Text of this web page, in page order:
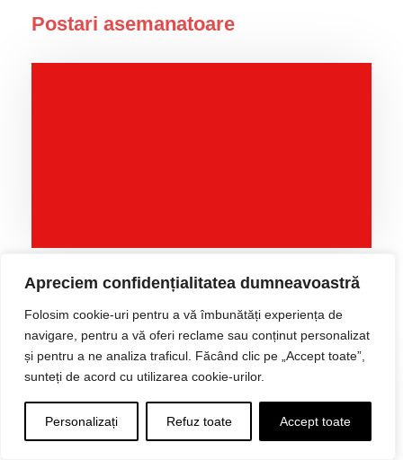
Apreciem confidențialitatea dumneavoastră
Folosim cookie-uri pentru a vă îmbunătăți experiența de
navigare, pentru a vă oferi reclame sau conținut personalizat
și pentru a ne analiza traficul. Făcând clic pe „Accept toate”,
sunteți de acord cu utilizarea cookie-urilor.
Personalizați Refuz toate Accept toate
Postari asemanatoare
Cum sa-ti accesezi metabolismul in mod